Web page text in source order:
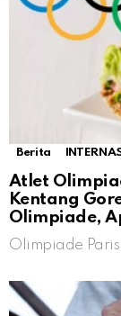
Berita
Atlet
Kentang
Olimpiade,
Olimpiade Paris